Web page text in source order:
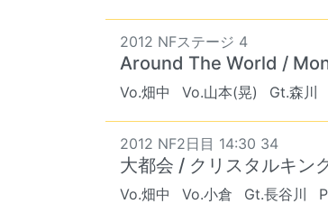
2012 NFステージ 4
Around The World /
Vo.畑中 Vo.山本(晃) Gt.森川
2012 NF2日目 14:30 34
大都会 / クリスタルキン
Vo.畑中 Vo.小倉 Gt.長谷川